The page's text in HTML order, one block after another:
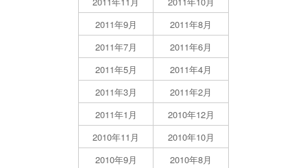
2011年9月
2011年8月
2011年7月
2011年6月
2011年5月
2011年4月
2011年3月
2011年2月
2011年1月
2010年12月
2010年11月
2010年10月
2010年9月
2010年8月